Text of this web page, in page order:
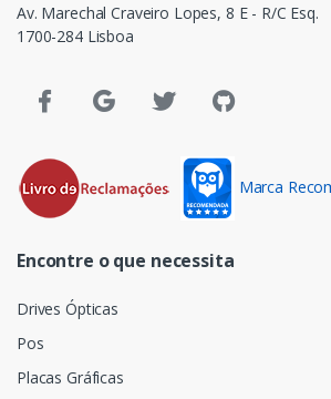
Av. Marechal Craveiro Lopes, 8 E - R/C Esq.
1700-284 Lisboa
Marca
Encontre o que necessita
Drives Ópticas
Pos
Placas Gráficas